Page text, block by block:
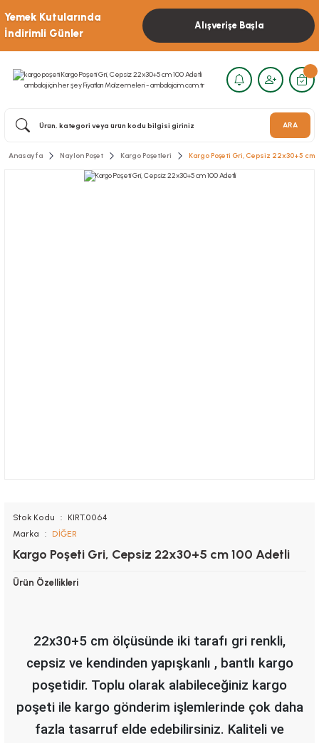
Yemek Kutularında
İndirimli Günler
Alışverişe Başla
ARA
Anasayfa Naylon Poşet Kargo Poşetleri Kargo Poşeti Gri, Cepsiz 22x30+5 cm
Stok Kodu
KIRT.0064
Marka
DİĞER
Kargo Poşeti Gri, Cepsiz 22x30+5 cm 100 Adetli
Ürün Özellikleri
22x30+5 cm ölçüsünde iki tarafı gri renkli,
cepsiz ve kendinden yapışkanlı , bantlı kargo
poşetidir. Toplu olarak alabileceğiniz kargo
poşeti ile kargo gönderim işlemlerinde çok daha
fazla tasarruf elde edebilirsiniz. Kaliteli ve